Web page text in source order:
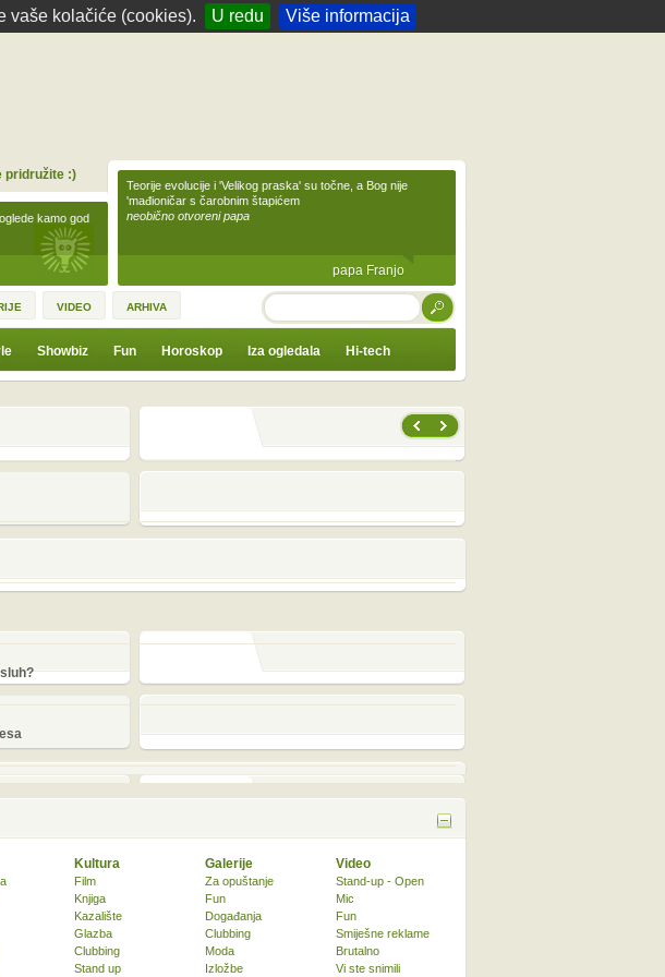
vaše kolačiće (cookies). U redu Više informacija
kamo god
pridružite :)
Teorije evolucije i 'Velikog praska' su točne, a Bog nije
'mađioničar s čarobnim štapićem
neobično otvoreni papa
papa Franjo
VIDEO ARHIVA TRAŽI
Showbiz Fun Horoskop Iza ogledala Hi-tech
Kultura
Film
Knjiga
Kazalište
Glazba
Clubbing
Stand up
Galerije
Za opuštanje
Fun
Događanja
Clubbing
Moda
Izložbe
Video
Stand-up - Open
Mic
Fun
Smiješne reklame
Brutalno
Vi ste snimili